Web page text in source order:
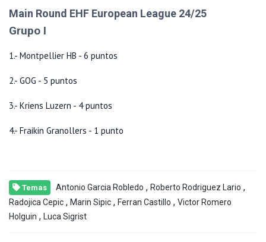
Main Round EHF European League 24/25
Grupo I
1.- Montpellier HB - 6 puntos
2.- GOG - 5 puntos
3.- Kriens Luzern - 4 puntos
4.- Fraikin Granollers - 1 punto
Temas Antonio Garcia Robledo , Roberto Rodriguez Lario ,
Radojica Cepic , Marin Sipic , Ferran Castillo , Victor Romero
Holguin , Luca Sigrist